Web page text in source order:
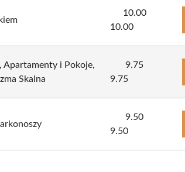
10.00
10.00
Apartamenty i Pokoje,
Skalna
9.75
9.75
9.50
9.50